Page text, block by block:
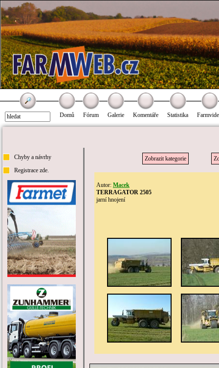
Domů Fórum Galerie Komentáře Statistika
Chyby a návrhy
Registrace zde.
Zobrazit kategorie
Autor: Macek
TERRAGATOR 2505
jarní hnojení